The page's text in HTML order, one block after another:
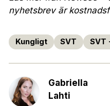
nyhetsbrev är
Kungligt SVT SVT
Gabriella
Lahti